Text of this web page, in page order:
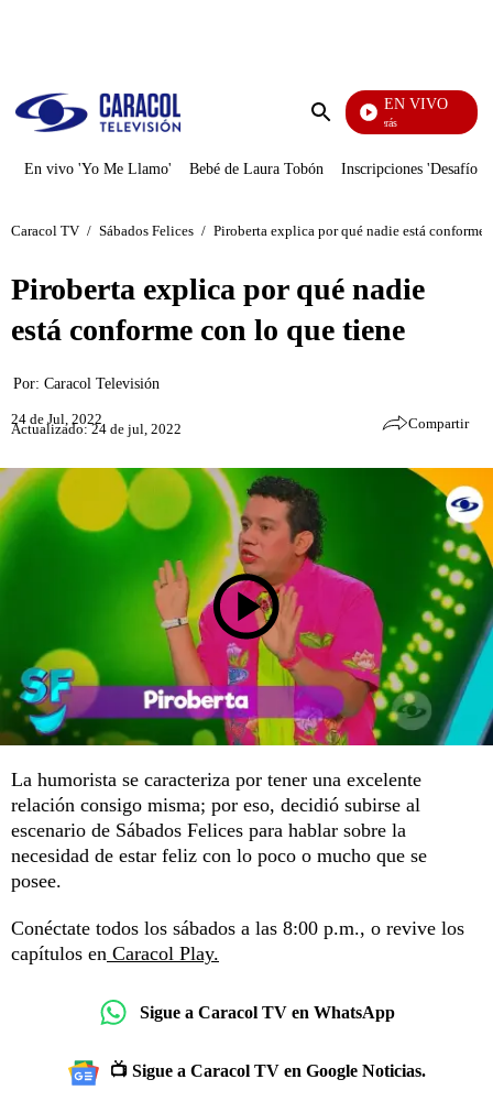
Enviar
EN VIVO
También Caerás
En vivo 'Yo Me Llamo' Bebé de Laura Tobón Inscripciones 'Desafío'
Caracol TV / Sábados Felices / Piroberta explica por qué nadie está conforme
Piroberta explica por qué nadie
está conforme con lo que tiene
Por: Caracol Televisión
24 de Jul, 2022
Actualizado: 24 de jul, 2022 Compartir
La humorista se caracteriza por tener una excelente
relación consigo misma; por eso, decidió subirse al
escenario de Sábados Felices para hablar sobre la
necesidad de estar feliz con lo poco o mucho que se
posee.
Conéctate todos los sábados a las 8:00 p.m., o revive los
capítulos en Caracol Play.
Sigue a Caracol TV en WhatsApp
📺 Sigue a Caracol TV en Google Noticias.